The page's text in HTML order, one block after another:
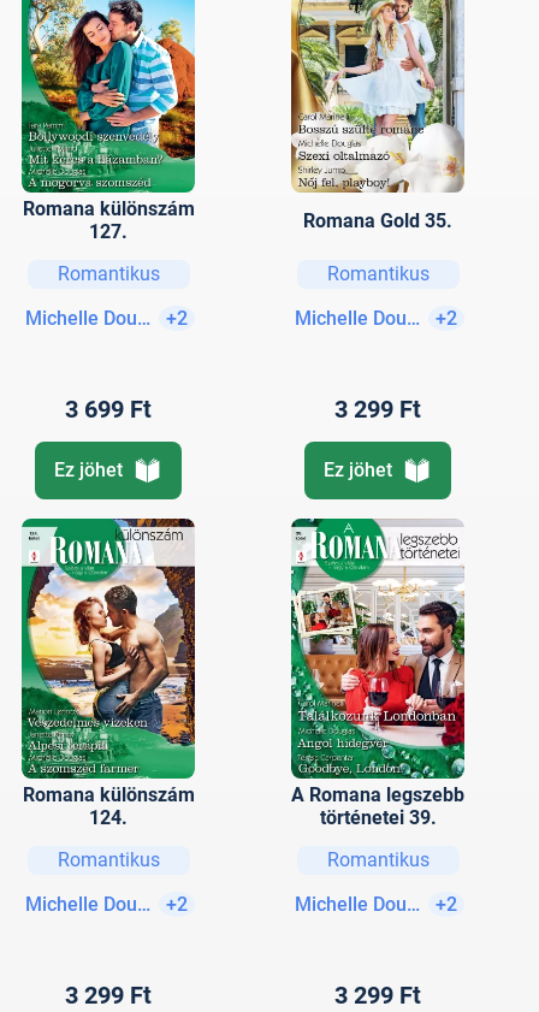
Romana különszám
127.
Romantikus
Michelle Douglas+2
3 699 Ft
Ez jöhet
Romana Gold 35.
Romantikus
Michelle Douglas+2
3 299 Ft
Ez jöhet
Romana különszám
124.
Romantikus
Michelle Douglas+2
3 299 Ft
A Romana legszebb
történetei 39.
Romantikus
Michelle Douglas+2
3 299 Ft